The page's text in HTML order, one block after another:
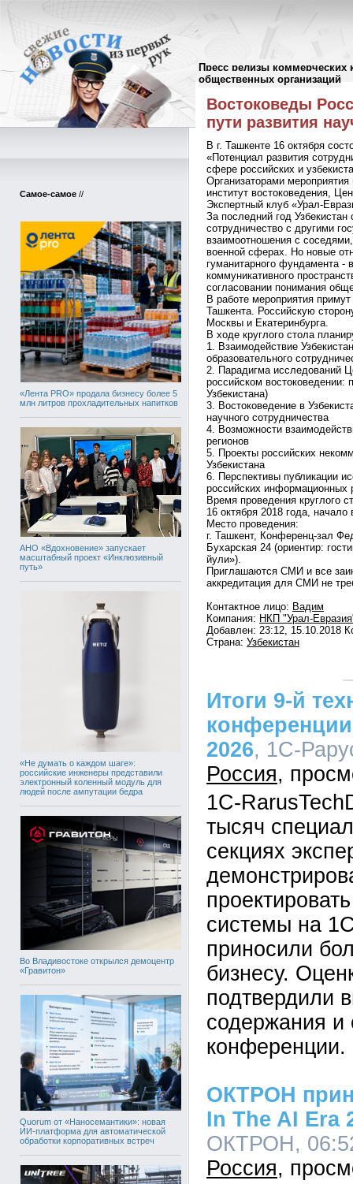
Пресс релизы коммерческих
общественных организаций
Самое-самое //
«Лента PRO» продала бизнесу более 5
млн литров прохладительных напитков
АНО «Вдохновение» запускает
масштабный проект «Инклюзивный
путь»
«Не думать о каждом шаге»:
российские инженеры представили
электронный коленный модуль для
людей после ампутации бедра
Во Владивостоке открылся демоцентр
«Гравитон»
Quorum от «Наносемантики»: новая
ИИ-платформа для автоматической
обработки корпоративных встреч
Пресс-релизы//
Востоковеды
пути развития
В г. Ташкенте 16 октября
«Потенциал развития
сфере российских и
Организаторами
институт востоковедения,
Экспертный клуб «Урал-
За последний год
сотрудничество с другими
взаимоотношения с
военной сферах. Но новые
гуманитарного фундамента -
коммуникативного
согласовании понимания
В работе мероприятия
Ташкента. Российскую
Москвы и Екатеринбурга.
В ходе круглого стола
1. Взаимодействие
образовательного
2. Парадигма исследований
российском востоковедении:
Узбекистана)
3. Востоковедение в
научного сотрудничества
4. Возможности
регионов
5. Проекты российских
Узбекистана
6. Перспективы публикации
российских информационных
Время проведения круглого
16 октября 2018 года, начало
Место проведения:
г. Ташкент, Конференц-зал
Бухарская 24 (ориентир:
йули»).
Приглашаются СМИ и все
аккредитация для СМИ не
Контактное лицо: Вадим
Компания: НКП "Урал-
Добавлен: 23:12, 15.10.2018
Страна: Узбекистан
Итоги 9-й
2026, 1С-
Россия
1C-
тысяч
секциях
системы на
приносили
бизнесу.
подтвердили
содержания и
конференции.
ОКТРОН
In The AI Era
ОКТРОН,
Россия